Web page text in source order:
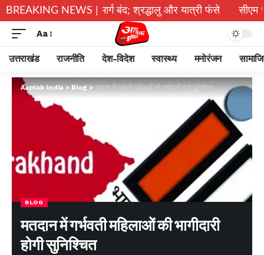
BREAKING NEWS |
पर भूस्खलन, कई मार्ग बंद; श्रद्धालु और यात्री फंसे सीएम धामी ने
Aa
उत्तराखंड राजनीति देश-विदेश स्वास्थ्य मनोरंजन
Aaptak India>Blog>मतदान में गर्भवती महिलाओं की भागीदारी होगी सुनिश्चित
BLOG
मतदान में गर्भवती महिलाओं की भागीदारी
होगी सुनिश्चित